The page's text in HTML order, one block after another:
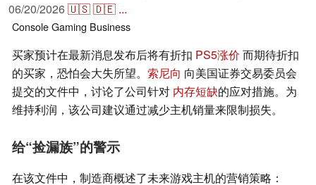
06/20/2026🇺🇸🇩🇪 ...
ConsoleGaming Business
买家预计在最新消息发布后将有折扣 PS5涨价 而期待折扣
的买家，恐怕会大失所望。 索尼向 向美国证券交易委员会
提交的文件中，讨论了公司针对 内存短缺的应对措施。为
维持利润，该公司建议通过减少主机销量来限制损失。
给“捡漏族”的警示
在该文件中，制造商概述了未来游戏主机的营销策略：